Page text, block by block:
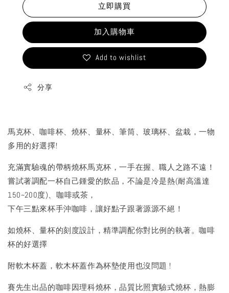
立即購買
加入購物車
Add to wishlist
分享
馬克杯、咖啡杯、燒杯、量杯、筆筒、玻璃杯、盆栽，一物
多用的好選擇!
充滿實驗魂的帶柄燒杯馬克杯，一手在握、職人之路不遠！
嘗試著調配一杯自己鍾愛的飲品，不論是冷是熱(耐高溫達
150~200度)、咖啡或茶，
下午三點來杯手沖咖啡，讓好點子跟著源源不絕！
如燒杯、量杯的刻度設計，精準調配你對比例的執著。咖啡
杯的好選擇
附軟木杯蓋，軟木杯蓋作為杯墊使用也沒問題 !
賽先生出品的咖啡因理科燒杯，品質比照實驗式燒杯，熱膨